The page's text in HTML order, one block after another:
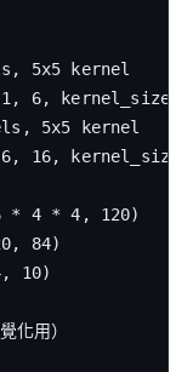
5x5 kernel
6,
5x5 kernel
16,
* 4 * 4, 120)
84)
10)
化用）